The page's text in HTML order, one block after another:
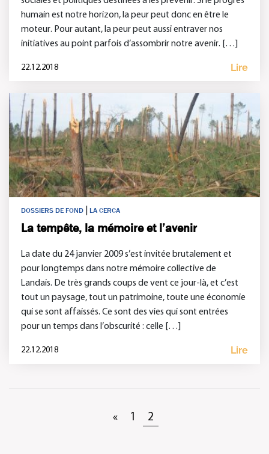
humain est notre horizon, la peur peut donc en être le
moteur. Pour autant, la peur peut aussi entraver nos
initiatives au point parfois d’assombrir notre avenir. […]
22.12.2018 Lire
DOSSIERS DE FOND LA CERCA
La tempête, la mémoire et l’avenir
La date du 24 janvier 2009 s’est invitée brutalement et
pour longtemps dans notre mémoire collective de
Landais. De très grands coups de vent ce jour-là, et c’est
tout un paysage, tout un patrimoine, toute une économie
qui se sont affaissés. Ce sont des vies qui sont entrées
pour un temps dans l’obscurité : celle […]
22.12.2018 Lire
« 1 2